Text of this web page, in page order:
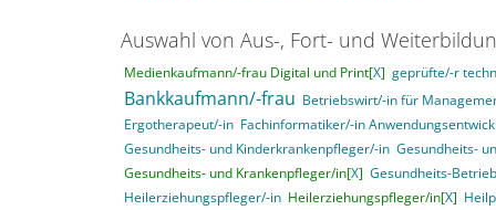
Auswahl von Aus-, Fort- und
Medienkaufmann/-frau Digital und Print[X] geprüfte/-r
Bankkaufmann/-frau Betriebswirt/-in für
Ergotherapeut/-in Fachinformatiker/-in
Gesundheits- und Kinderkrankenpfleger/-in Gesundheits-
Gesundheits- und Krankenpfleger/in[X] Gesundheits-
Heilerziehungspfleger/-in Heilerziehungspfleger/in[X]